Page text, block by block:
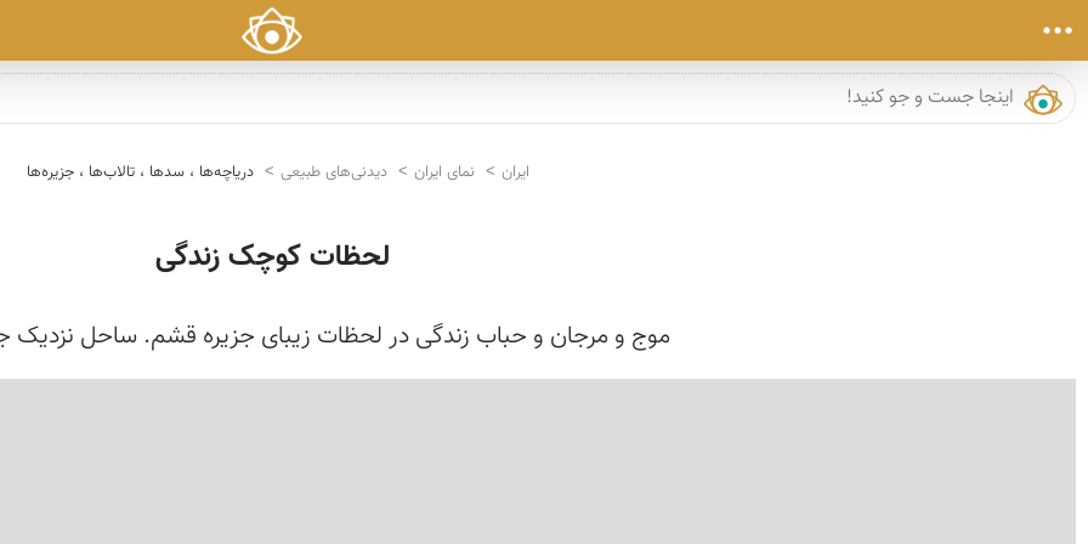
ایران نمای ایران دیدنی‌های طبیعی دریاچه‌ها ، سدها ، تالاب‌ها ، جزیره‌ها
لحظات کوچک زندگی
موج و مرجان و حباب زندگی در لحظات زیبای جزیره قشم. ساحل نزدیک